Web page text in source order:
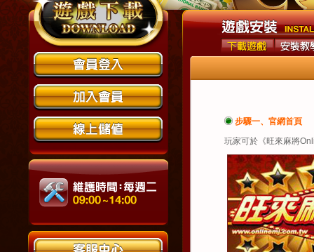
步驟一、官網首頁
玩家可於《旺來麻將